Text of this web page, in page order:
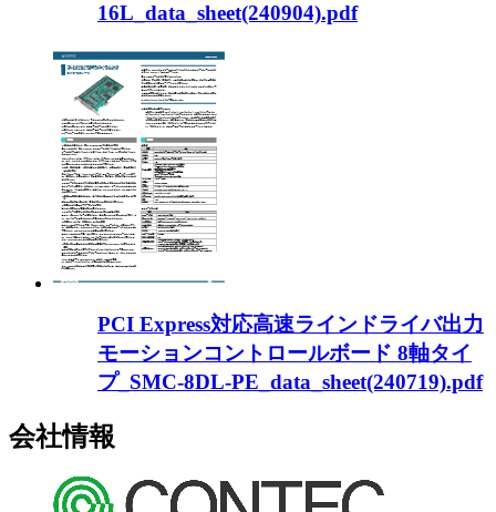
16L_data_sheet(240904).pdf
PCI Express対応高速ラインドライバ出力
モーションコントロールボード 8軸タイ
プ_SMC-8DL-PE_data_sheet(240719).pdf
会社情報